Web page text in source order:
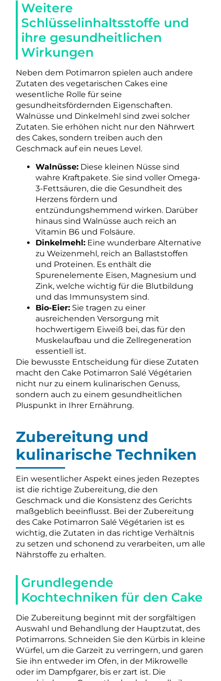
Weitere
Schlüsselinhaltsstoffe und
ihre gesundheitlichen
Wirkungen
Neben dem Potimarron spielen auch andere
Zutaten des vegetarischen Cakes eine
wesentliche Rolle für seine
gesundheitsfördernden Eigenschaften.
Walnüsse und Dinkelmehl sind zwei solcher
Zutaten. Sie erhöhen nicht nur den Nährwert
des Cakes, sondern treiben auch den
Geschmack auf ein neues Level.
Walnüsse: Diese kleinen Nüsse sind
wahre Kraftpakete. Sie sind voller Omega-
3-Fettsäuren, die die Gesundheit des
Herzens fördern und
entzündungshemmend wirken. Darüber
hinaus sind Walnüsse auch reich an
Vitamin B6 und Folsäure.
Dinkelmehl: Eine wunderbare Alternative
zu Weizenmehl, reich an Ballaststoffen
und Proteinen. Es enthält die
Spurenelemente Eisen, Magnesium und
Zink, welche wichtig für die Blutbildung
und das Immunsystem sind.
Bio-Eier: Sie tragen zu einer
ausreichenden Versorgung mit
hochwertigem Eiweiß bei, das für den
Muskelaufbau und die Zellregeneration
essentiell ist.
Die bewusste Entscheidung für diese Zutaten
macht den Cake Potimarron Salé Végétarien
nicht nur zu einem kulinarischen Genuss,
sondern auch zu einem gesundheitlichen
Pluspunkt in Ihrer Ernährung.
Zubereitung und
kulinarische Techniken
Ein wesentlicher Aspekt eines jeden Rezeptes
ist die richtige Zubereitung, die den
Geschmack und die Konsistenz des Gerichts
maßgeblich beeinflusst. Bei der Zubereitung
des Cake Potimarron Salé Végétarien ist es
wichtig, die Zutaten in das richtige Verhältnis
zu setzen und schonend zu verarbeiten, um alle
Nährstoffe zu erhalten.
Grundlegende
Kochtechniken für den Cake
Die Zubereitung beginnt mit der sorgfältigen
Auswahl und Behandlung der Hauptzutat, des
Potimarrons. Schneiden Sie den Kürbis in kleine
Würfel, um die Garzeit zu verringern, und garen
Sie ihn entweder im Ofen, in der Mikrowelle
oder im Dampfgarer, bis er zart ist. Die